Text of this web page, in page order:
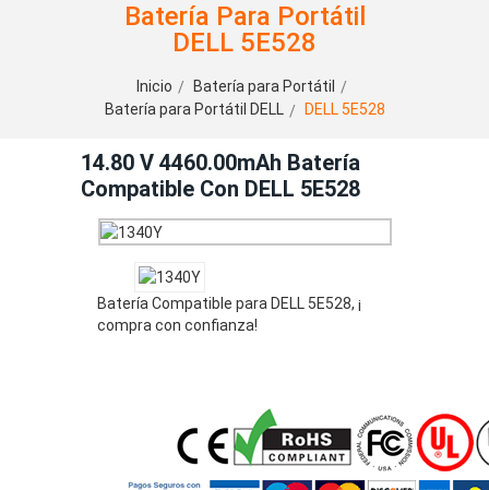
Batería Para Portátil
DELL 5E528
Inicio
Batería para Portátil
Batería para Portátil DELL
DELL 5E528
14.80 V 4460.00mAh Batería
Compatible Con DELL 5E528
Batería Compatible para DELL 5E528, ¡
compra con confianza!